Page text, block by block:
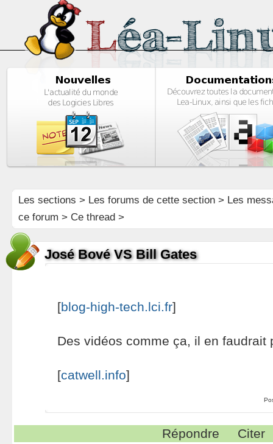
Les sections > Les forums de cette section> Les
ce forum > Ce thread >
José Bové VS Bill Gates
[blog-high-tech.lci.fr]
Des vidéos comme ça, il en faudrait
[catwell.info]
Répondre Citer